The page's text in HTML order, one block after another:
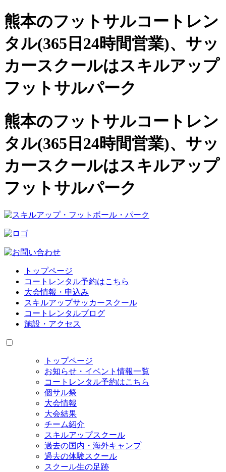
熊本のフットサルコートレン
タル(365日24時間営業)、 サッ
カースクールはスキルアップ
フットサルパーク
熊本のフットサルコートレン
タル(365日24時間営業)、サッ
カースクールはスキルアップ
フットサルパーク
トップページ
コートレンタル予約はこちら
大会情報・申込み
スキルアップサッカースクール
コートレンタルブログ
施設・アクセス
トップページ
お知らせ・イベント情報一覧
コートレンタル予約はこちら
個サル祭
大会情報
大会結果
チーム紹介
スキルアップスクール
過去の国内・海外キャンプ
過去の体験スクール
スクール生の足跡